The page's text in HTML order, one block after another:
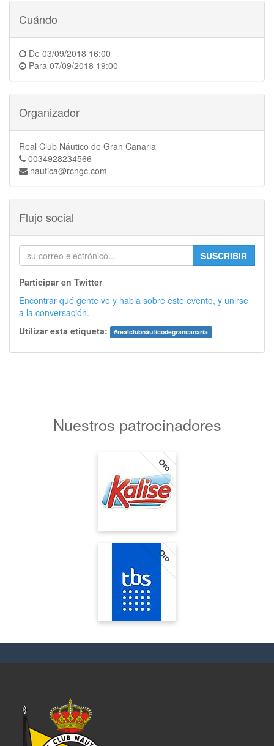
Cuándo
De 03/09/2018 16:00
Para 07/09/2018 19:00
Organizador
Real Club Náutico de Gran Canaria
0034928234566
nautica@rcngc.com
Flujo social
SUSCRIBIR
Participar en Twitter
Encontrar qué gente ve y habla sobre este evento, y unirse
a la conversación.
Utilizar esta etiqueta:
#realclubnáuticodegrancanaria
Nuestros patrocinadores
Oro
Oro